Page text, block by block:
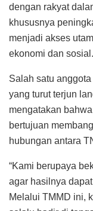
dengan rakyat
khususnya
menjadi akses
ekonomi dan sosial.
Salah satu
yang turut terjun
mengatakan
bertujuan
hubungan antara
“Kami berupaya
agar hasilnya
Melalui TMMD ini,